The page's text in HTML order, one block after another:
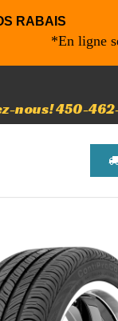
RABAIS
*En ligne
nous! 450-